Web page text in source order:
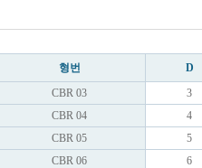
형번
D
CBR 03
3
CBR 04
4
CBR 05
5
CBR 06
6